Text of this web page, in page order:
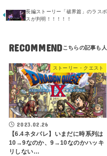
長編ストーリー「破界篇」のラスボ
スが判明！！！！！
RECOMMEND
ストーリー・クエスト
2023.02.26
【6.4ネタバレ】いまだに時系列は
10→9なのか、9→10なのかハッキ
リしない…